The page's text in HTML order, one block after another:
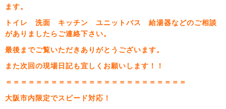
ます。
トイレ 洗面 キッチン ユニットバス 給湯器などのご相談
がありましたらご連絡下さい。
最後までご覧いただきありがとうございます。
また次回の現場日記も宜しくお願いします！！
＝＝＝＝＝＝＝＝＝＝＝＝＝＝＝＝＝＝＝＝＝＝＝＝
大阪市内限定でスピード対応！